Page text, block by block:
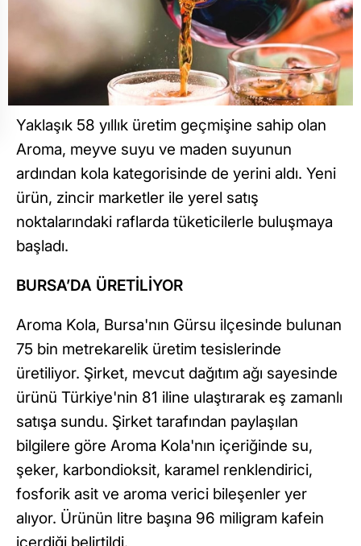
Yaklaşık 58 yıllık üretim geçmişine sahip olan
Aroma, meyve suyu ve maden suyunun
ardından kola kategorisinde de yerini aldı. Yeni
ürün, zincir marketler ile yerel satış
noktalarındaki raflarda tüketicilerle buluşmaya
başladı.
BURSA’DA ÜRETİLİYOR
Aroma Kola, Bursa'nın Gürsu ilçesinde bulunan
75 bin metrekarelik üretim tesislerinde
üretiliyor. Şirket, mevcut dağıtım ağı sayesinde
ürünü Türkiye'nin 81 iline ulaştırarak eş zamanlı
satışa sundu. Şirket tarafından paylaşılan
bilgilere göre Aroma Kola'nın içeriğinde su,
şeker, karbondioksit, karamel renklendirici,
fosforik asit ve aroma verici bileşenler yer
alıyor. Ürünün litre başına 96 miligram kafein
içerdiği belirtildi.